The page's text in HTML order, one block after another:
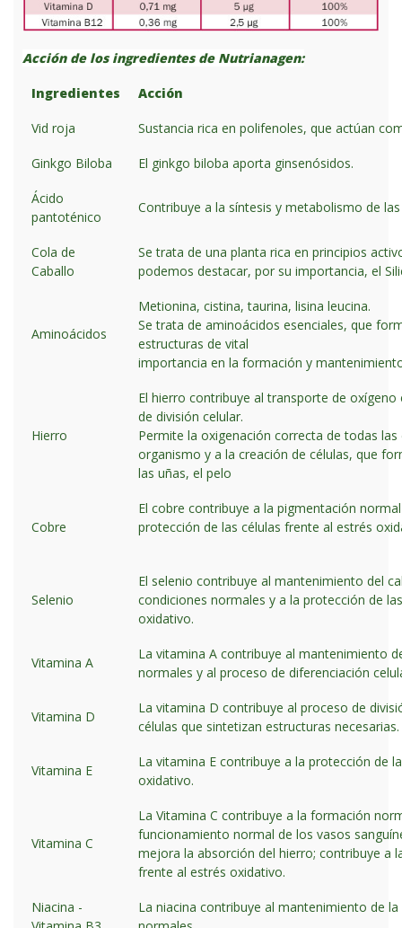
Acción de los ingredientes de Nutrianagen:
Ingredientes Acción
Vid roja Sustancia rica en polifenoles, que actúan
Ginkgo Biloba El ginkgo biloba aporta ginsenósidos.
Ácido
pantoténico
Contribuye a la síntesis y metabolismo de
Cola de
Caballo
Se trata de una planta rica en principios
podemos destacar, por su importancia, el
Aminoácidos
Metionina, cistina, taurina, lisina leucina.
Se trata de aminoácidos esenciales, que
estructuras de vital
importancia en la formación y
Hierro
El hierro contribuye al transporte de
de división celular.
Permite la oxigenación correcta de todas
organismo y a la creación de células, que
las uñas, el pelo
Cobre
El cobre contribuye a la pigmentación
protección de las células frente al estrés
Selenio
El selenio contribuye al mantenimiento del
condiciones normales y a la protección de
oxidativo.
Vitamina A
La vitamina A contribuye al mantenimiento
normales y al proceso de diferenciación
Vitamina D
La vitamina D contribuye al proceso de
células que sintetizan estructuras necesarias.
Vitamina E
La vitamina E contribuye a la protección de
oxidativo.
Vitamina C
La Vitamina C contribuye a la formación
funcionamiento normal de los vasos
mejora la absorción del hierro; contribuye a
frente al estrés oxidativo.
Niacina -
La niacina contribuye al mantenimiento de